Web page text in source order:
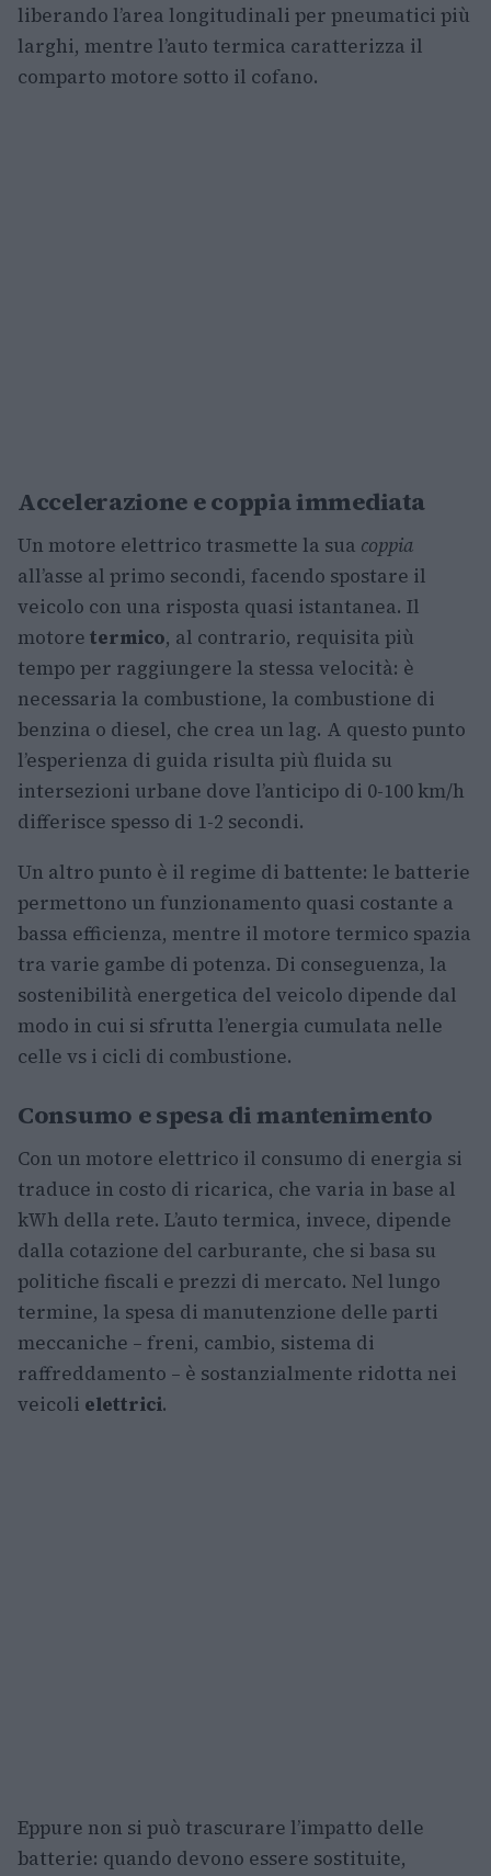
liberando l’area longitudinali per pneumatici più
larghi, mentre l’auto termica caratterizza il
comparto motore sotto il cofano.
Accelerazione e coppia immediata
Un motore elettrico trasmette la sua coppia
all’asse al primo secondi, facendo spostare il
veicolo con una risposta quasi istantanea. Il
motore termico, al contrario, requisita più
tempo per raggiungere la stessa velocità: è
necessaria la combustione, la combustione di
benzina o diesel, che crea un lag. A questo punto
l’esperienza di guida risulta più fluida su
intersezioni urbane dove l’anticipo di 0-100 km/h
differisce spesso di 1-2 secondi.
Un altro punto è il regime di battente: le batterie
permettono un funzionamento quasi costante a
bassa efficienza, mentre il motore termico spazia
tra varie gambe di potenza. Di conseguenza, la
sostenibilità energetica del veicolo dipende dal
modo in cui si sfrutta l’energia cumulata nelle
celle vs i cicli di combustione.
Consumo e spesa di mantenimento
Con un motore elettrico il consumo di energia si
traduce in costo di ricarica, che varia in base al
kWh della rete. L’auto termica, invece, dipende
dalla cotazione del carburante, che si basa su
politiche fiscali e prezzi di mercato. Nel lungo
termine, la spesa di manutenzione delle parti
meccaniche – freni, cambio, sistema di
raffreddamento – è sostanzialmente ridotta nei
veicoli elettrici.
Eppure non si può trascurare l’impatto delle
batterie: quando devono essere sostituite,